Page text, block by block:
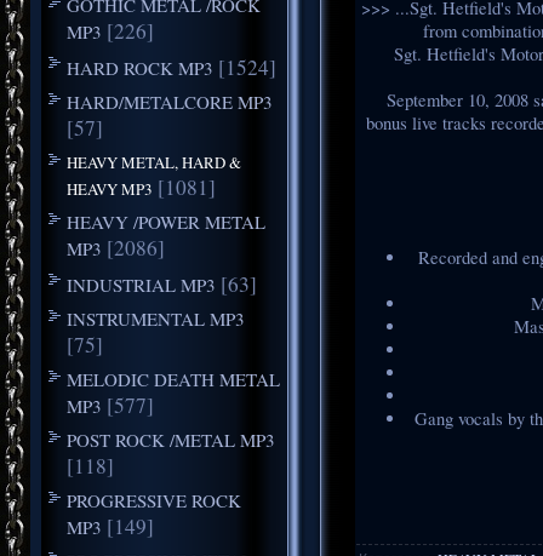
MP3 [226]
HARD ROCK MP3 [1524]
HARD/METALCORE MP3
[57]
HEAVY METAL, HARD &
HEAVY MP3 [1081]
HEAVY /POWER METAL
MP3 [2086]
INDUSTRIAL MP3 [63]
INSTRUMENTAL MP3
[75]
MELODIC DEATH METAL
MP3 [577]
POST ROCK /METAL MP3
[118]
PROGRESSIVE ROCK
MP3 [149]
>>> ...Sgt. Hetfield's
from
Sgt. Hetfield's
September 10, 2008
bonus live tracks
Recorded and
Gang vocals by